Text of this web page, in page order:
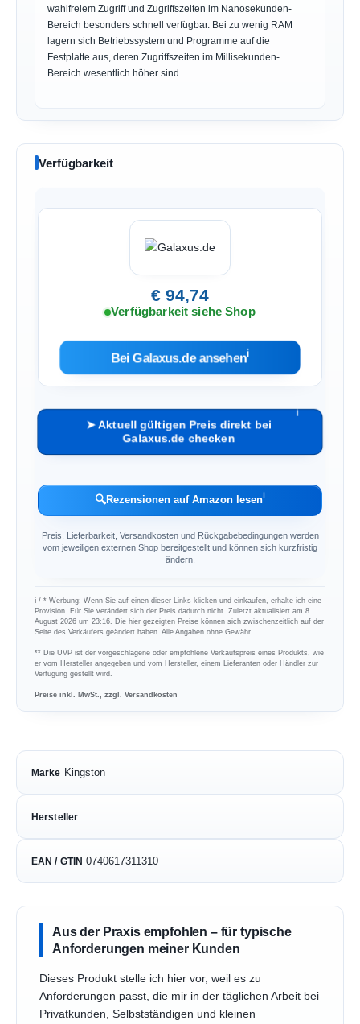
wahlfreiem Zugriff und Zugriffszeiten im Nanosekunden-
Bereich besonders schnell verfügbar. Bei zu wenig RAM
lagern sich Betriebssystem und Programme auf die
Festplatte aus, deren Zugriffszeiten im Millisekunden-
Bereich wesentlich höher sind.
Verfügbarkeit
€ 94,74
Verfügbarkeit siehe Shop
Bei Galaxus.de ansehenℹ︎
➤ Aktuell gültigen Preis direkt bei
Galaxus.de checken
ℹ︎
🔍Rezensionen auf Amazon lesenℹ︎
Preis, Lieferbarkeit, Versandkosten und Rückgabebedingungen werden
vom jeweiligen externen Shop bereitgestellt und können sich kurzfristig
ändern.
ℹ︎ / * Werbung: Wenn Sie auf einen dieser Links klicken und einkaufen, erhalte ich eine
Provision. Für Sie verändert sich der Preis dadurch nicht. Zuletzt aktualisiert am 8.
August 2026 um 23:16. Die hier gezeigten Preise können sich zwischenzeitlich auf der
Seite des Verkäufers geändert haben. Alle Angaben ohne Gewähr.
** Die UVP ist der vorgeschlagene oder empfohlene Verkaufspreis eines Produkts, wie
er vom Hersteller angegeben und vom Hersteller, einem Lieferanten oder Händler zur
Verfügung gestellt wird.
Preise inkl. MwSt., zzgl. Versandkosten
Marke Kingston
Hersteller
EAN / GTIN 0740617311310
Aus der Praxis empfohlen – für typische
Anforderungen meiner Kunden
Dieses Produkt stelle ich hier vor, weil es zu
Anforderungen passt, die mir in der täglichen Arbeit bei
Privatkunden, Selbstständigen und kleinen